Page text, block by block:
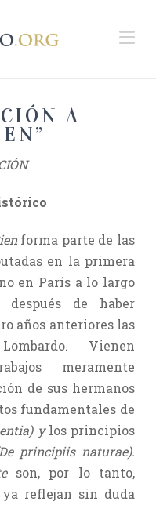
A
forma parte de las
en la primera
en París a lo largo
después de haber
años anteriores las
Vienen
meramente
de sus hermanos
fundamentales de
ylos principios
principiis naturae).
son, por lo tanto,
reflejan sin duda